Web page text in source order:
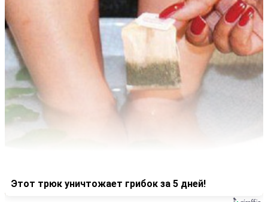
Этот трюк уничтожает грибок за 5 дней!